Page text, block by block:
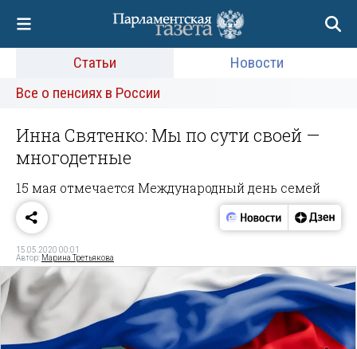
Статьи
Новости
Все о пенсиях в России
Инна Святенко: Мы по сути своей —
многодетные
15 мая отмечается Международный день семей
15.05.2020 00:01
Автор: Марина Третьякова